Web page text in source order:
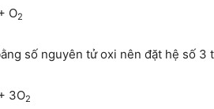
O2
số nguyên tử oxi nên đặt hệ số 3
3O2